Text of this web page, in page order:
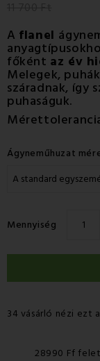
A flanel
főként az év
Melegek,
száradnak, így
puhaságuk.
Ágyneműhuzat
Mennyiség
34 vásárló nézi ezt
28990 Ff